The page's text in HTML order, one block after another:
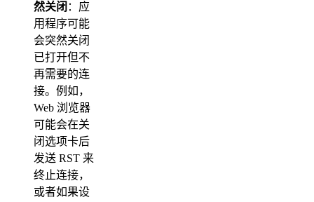
然关闭 ：应
用程序可能
会突然关闭
已打开但不
再需要的连
接。例如，
Web 浏览器
可能会在关
闭选项卡后
发送 RST 来
终止连接，
或者如果设